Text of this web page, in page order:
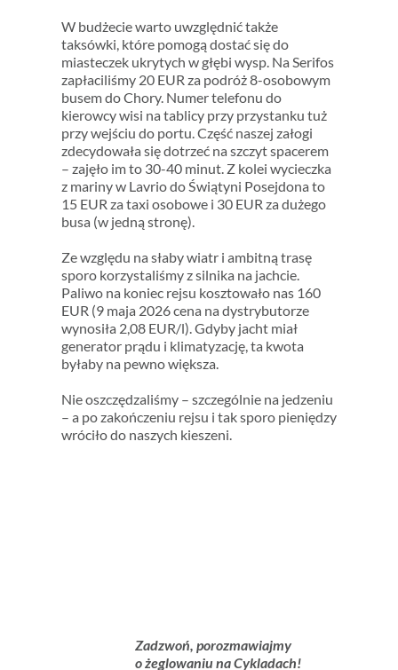
W budżecie warto uwzględnić także
taksówki, które pomogą dostać się do
miasteczek ukrytych w głębi wysp. Na Serifos
zapłaciliśmy 20 EUR za podróż 8-osobowym
busem do Chory. Numer telefonu do
kierowcy wisi na tablicy przy przystanku tuż
przy wejściu do portu. Część naszej załogi
zdecydowała się dotrzeć na szczyt spacerem
– zajęło im to 30-40 minut. Z kolei wycieczka
z mariny w Lavrio do Świątyni Posejdona to
15 EUR za taxi osobowe i 30 EUR za dużego
busa (w jedną stronę).
Ze względu na słaby wiatr i ambitną trasę
sporo korzystaliśmy z silnika na jachcie.
Paliwo na koniec rejsu kosztowało nas 160
EUR (9 maja 2026 cena na dystrybutorze
wynosiła 2,08 EUR/l). Gdyby jacht miał
generator prądu i klimatyzację, ta kwota
byłaby na pewno większa.
Nie oszczędzaliśmy – szczególnie na jedzeniu
– a po zakończeniu rejsu i tak sporo pieniędzy
wróciło do naszych kieszeni.
Zadzwoń, porozmawiajmy
o żeglowaniu na Cykladach!